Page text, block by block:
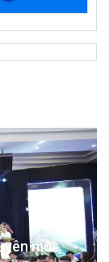
mới: